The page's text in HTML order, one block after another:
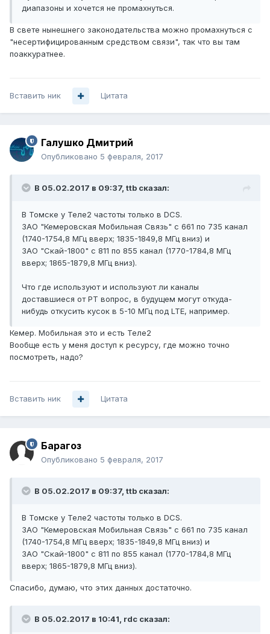
диапазоны и хочется не промахнуться.
В свете нынешнего законодательства можно промахнуться с
"несертифицированным средством связи", так что вы там
поаккуратнее.
Вставить ник Цитата
Галушко Дмитрий
Опубликовано 5 февраля, 2017
В 05.02.2017 в 09:37, ttb сказал:
В Томске у Теле2 частоты только в DCS.
ЗАО "Кемеровская Мобильная Связь" с 661 по 735 канал
(1740-1754,8 МГц вверх; 1835-1849,8 МГц вниз) и
ЗАО "Скай-1800" с 811 по 855 канал (1770-1784,8 МГц
вверх; 1865-1879,8 МГц вниз).
Что где используют и используют ли каналы
доставшиеся от РТ вопрос, в будущем могут откуда-
нибудь откусить кусок в 5-10 МГц под LTE, например.
Кемер. Мобильная это и есть Теле2
Вообще есть у меня доступ к ресурсу, где можно точно
посмотреть, надо?
Вставить ник Цитата
Барагоз
Опубликовано 5 февраля, 2017
В 05.02.2017 в 09:37, ttb сказал:
В Томске у Теле2 частоты только в DCS.
ЗАО "Кемеровская Мобильная Связь" с 661 по 735 канал
(1740-1754,8 МГц вверх; 1835-1849,8 МГц вниз) и
ЗАО "Скай-1800" с 811 по 855 канал (1770-1784,8 МГц
вверх; 1865-1879,8 МГц вниз).
Спасибо, думаю, что этих данных достаточно.
В 05.02.2017 в 10:41, rdc сказал: